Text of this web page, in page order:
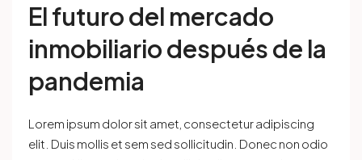
El futuro del mercado
inmobiliario después de la
pandemia
Lorem ipsum dolor sit amet, consectetur adipiscing
elit. Duis mollis et sem sed sollicitudin. Donec non odio